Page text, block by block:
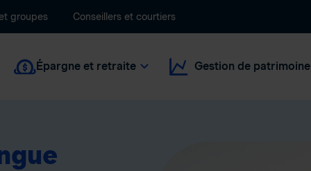
groupes Conseillers et courtiers
Épargne et retraite Gestion de patrimoine